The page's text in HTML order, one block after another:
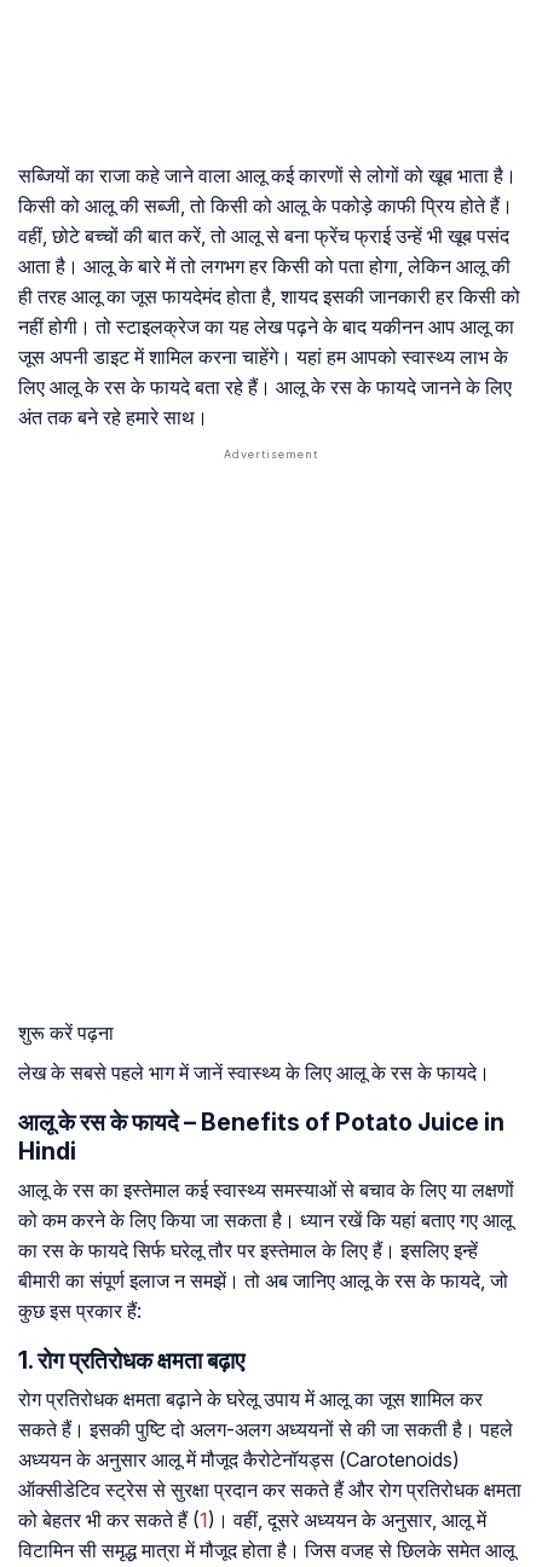
सब्जियों का राजा कहे जाने वाला आलू कई कारणों से लोगों को खूब भाता है।
किसी को आलू की सब्जी, तो किसी को आलू के पकोड़े काफी प्रिय होते हैं।
वहीं, छोटे बच्चों की बात करें, तो आलू से बना फ्रेंच फ्राई उन्हें भी खूब पसंद
आता है। आलू के बारे में तो लगभग हर किसी को पता होगा, लेकिन आलू की
ही तरह आलू का जूस फायदेमंद होता है, शायद इसकी जानकारी हर किसी को
नहीं होगी। तो स्टाइलक्रेज का यह लेख पढ़ने के बाद यकीनन आप आलू का
जूस अपनी डाइट में शामिल करना चाहेंगे। यहां हम आपको स्वास्थ्य लाभ के
लिए आलू के रस के फायदे बता रहे हैं। आलू के रस के फायदे जानने के लिए
अंत तक बने रहे हमारे साथ।
शुरू करें पढ़ना
लेख के सबसे पहले भाग में जानें स्वास्थ्य के लिए आलू के रस के फायदे।
आलू के रस के फायदे – Benefits of Potato Juice in
Hindi
आलू के रस का इस्तेमाल कई स्वास्थ्य समस्याओं से बचाव के लिए या लक्षणों
को कम करने के लिए किया जा सकता है। ध्यान रखें कि यहां बताए गए आलू
का रस के फायदे सिर्फ घरेलू तौर पर इस्तेमाल के लिए हैं। इसलिए इन्हें
बीमारी का संपूर्ण इलाज न समझें। तो अब जानिए आलू के रस के फायदे, जो
कुछ इस प्रकार हैं:
1. रोग प्रतिरोधक क्षमता बढ़ाए
रोग प्रतिरोधक क्षमता बढ़ाने के घरेलू उपाय में आलू का जूस शामिल कर
सकते हैं। इसकी पुष्टि दो अलग-अलग अध्ययनों से की जा सकती है। पहले
अध्ययन के अनुसार आलू में मौजूद कैरोटेनॉयड्स (Carotenoids)
ऑक्सीडेटिव स्ट्रेस से सुरक्षा प्रदान कर सकते हैं और रोग प्रतिरोधक क्षमता
को बेहतर भी कर सकते हैं (1)। वहीं, दूसरे अध्ययन के अनुसार, आलू में
विटामिन सी समृद्ध मात्रा में मौजूद होता है। जिस वजह से छिलके समेत आलू